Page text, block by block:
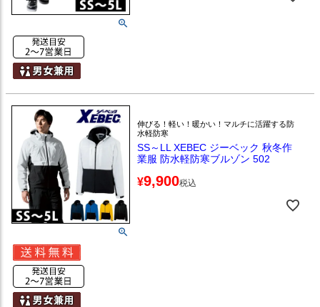
伸びる！軽い！暖かい！マルチに活躍する防
水軽防寒
SS～LL XEBEC ジーベック 秋冬作
業服 防水軽防寒ブルゾン 502
¥9,900税込